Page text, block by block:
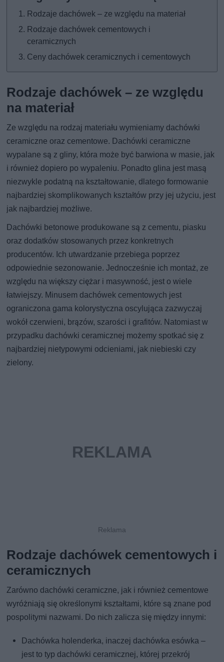
Rodzaje dachówek – ze względu na materiał
Rodzaje dachówek cementowych i
ceramicznych
Ceny dachówek ceramicznych i cementowych
Rodzaje dachówek – ze względu
na materiał
Ze względu na rodzaj materiału wymieniamy dachówki
ceramiczne oraz cementowe. Dachówki ceramiczne
wypalane są z gliny, która może być barwiona w masie, jak
i również dopiero po wypaleniu. Ponadto glina jest masą
niezwykle podatną na kształtowanie, dlatego formowanie
najbardziej skomplikowanych kształtów przy jej użyciu, jest
jak najbardziej możliwe.
Dachówki betonowe produkowane są z cementu, piasku
oraz dodatków stosowanych przez konkretnych
producentów. Ich utwardzanie przebiega poprzez
odpowiednie sezonowanie. Jednocześnie ich montaż, ze
względu na większy ciężar i masywność, jest o wiele
łatwiejszy. Minusem dachówek cementowych jest
ograniczona gama kolorystyczna oscylująca zazwyczaj
wokół czerwieni, brązów, szarości i grafitów. Natomiast w
przypadku dachówki ceramicznej możemy spotkać się z
najbardziej nietypowymi odcieniami, jak niebieski czy
zielony.
Rodzaje dachówek cementowych i
ceramicznych
Zarówno dachówki ceramiczne, jak i również cementowe
wyróżniają się określonymi kształtami, które są znane pod
pospolitymi nazwami. Do nich zalicza się między innymi:
Dachówka holenderka, inaczej dachówka esówka –
jest to typ dachówki ceramicznej, której przekrój